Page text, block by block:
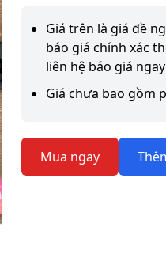
Giá trên là giá đề
báo giá chính xác
liên hệ báo giá
Giá chưa bao gồm
Mua ngay